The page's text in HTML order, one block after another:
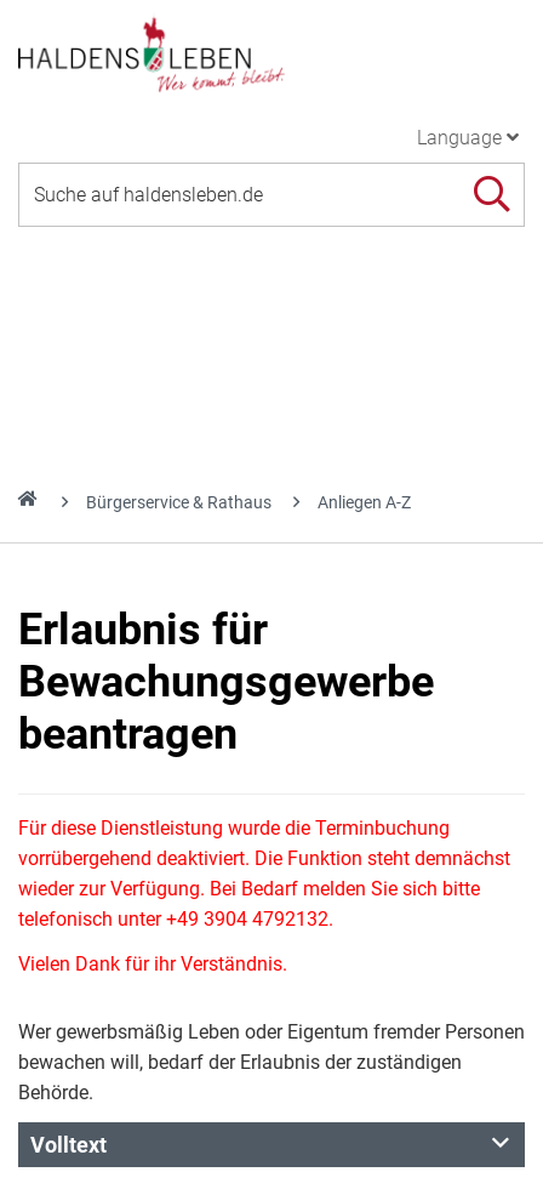
Language
Bürgerservice & Rathaus Anliegen A-Z
Erlaubnis für
Bewachungsgewerbe
beantragen
Für diese Dienstleistung wurde die Terminbuchung
vorrübergehend deaktiviert. Die Funktion steht demnächst
wieder zur Verfügung. Bei Bedarf melden Sie sich bitte
telefonisch unter +49 3904 4792132.
Vielen Dank für ihr Verständnis.
Wer gewerbsmäßig Leben oder Eigentum fremder Personen
bewachen will, bedarf der Erlaubnis der zuständigen
Behörde.
Volltext